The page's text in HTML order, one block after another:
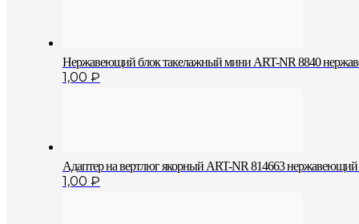
Нержавеющий блок такелажный мини ART-NR 8840
1,00 ₽
Адаптер на вертлюг якорный ART-NR 814663
1,00 ₽